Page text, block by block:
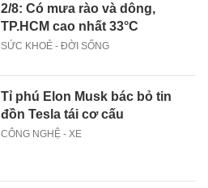
2/8: Có mưa rào và dông,
TP.HCM cao nhất 33°C
SỨC KHOẺ - ĐỜI SỐNG
Tỉ phú Elon Musk bác bỏ tin
đồn Tesla tái cơ cấu
CÔNG NGHỆ - XE